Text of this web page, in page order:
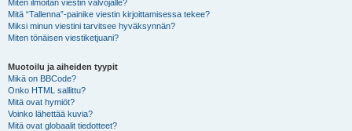
Miten ilmoitan viestin valvojalle?
Mitä “Tallenna”-painike viestin kirjoittamisessa tekee?
Miksi minun viestini tarvitsee hyväksynnän?
Miten tönäisen viestiketjuani?
Muotoilu ja aiheiden tyypit
Mikä on BBCode?
Onko HTML sallittu?
Mitä ovat hymiöt?
Voinko lähettää kuvia?
Mitä ovat globaalit tiedotteet?